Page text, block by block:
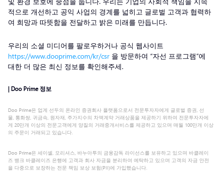
적으로 개선하고 공익 사업의 경계를 넓히고 글로벌 고객과 협력하
여 희망과 따뜻함을 전달하고 밝은 미래를 만듭니다.
우리의 소셜 미디어를 팔로우하거나 공식 웹사이트
https://www.dooprime.com/kr/csr 을 방문하여 “자선 프로그램”에
대한 더 많은 최신 정보를 확인해주세.
| Doo Prime 정보
Doo Prime은 업계 선두의 온라인 증권회사 플랫폼으로서 전문투자자에게 글로벌 증권, 선
물, 통화쌍, 귀금속, 원자재, 주가지수의 차액계약 거래상품을 제공하기 위하여 전문투자자에
게 20만개 이상의 전문고객에게 양질의 거래중개서비스를 제공하고 있으며 매월 100만개 이상
의 주문이 거래되고 있습니다.
Doo Prime은 세이셸, 모리셔스, 바누아투의 금융감독 라이선스를 보유하고 있으며 바클레이
즈 뱅크 바클레이즈 은행에 고객과 회사 자금을 분리하여 예탁하고 있으며 고객의 자금 안전
을 다중으로 보장하는 전문 책임 보상 보험(PII)에 가입했습니다.